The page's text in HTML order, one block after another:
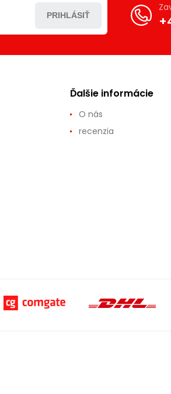
PRIHLÁSIŤ
Ďalšie informácie
O nás
recenzia